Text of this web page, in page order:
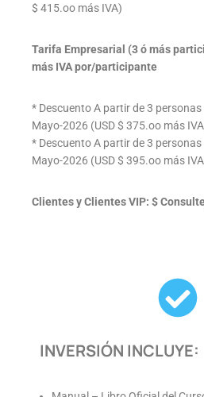
$ 415.oo más IVA)
Tarifa Empresarial (3 ó más
más IVA por/participante
* Descuento A partir de 3
Mayo-2026 (USD $ 375.oo más
* Descuento A partir de 3
Mayo-2026 (USD $ 395.oo más
Clientes y Clientes VIP: $
INVERSIÓN INCLUYE: